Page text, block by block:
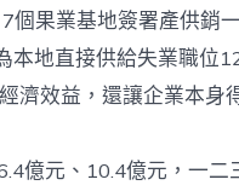
個果業基地簽署產供銷
本地直接供給失業職位
濟效益，還讓企業本身
元、10.4億元，一二